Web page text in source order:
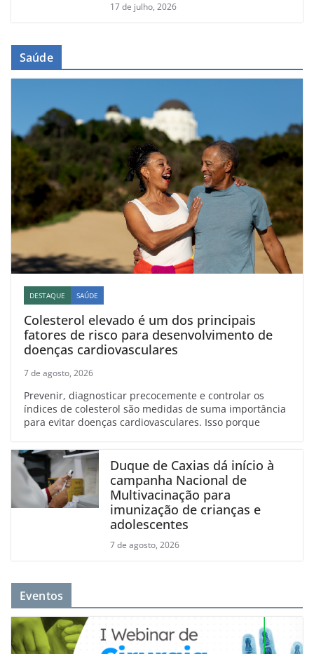
17 de julho, 2026
Saúde
DESTAQUE SAÚDE
Colesterol elevado é um dos principais
fatores de risco para desenvolvimento de
doenças cardiovasculares
7 de agosto, 2026
Prevenir, diagnosticar precocemente e controlar os
índices de colesterol são medidas de suma importância
para evitar doenças cardiovasculares. Isso porque
Duque de Caxias dá início à
campanha Nacional de
Multivacinação para
imunização de crianças e
adolescentes
7 de agosto, 2026
Eventos